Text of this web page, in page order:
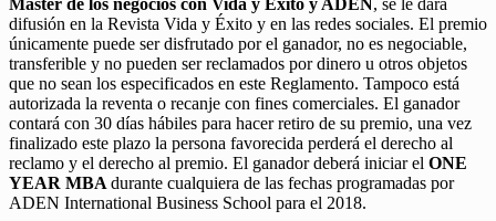
Máster de los negocios con Vida y Éxito y ADEN, se le dará
difusión en la Revista Vida y Éxito y en las redes sociales. El premio
únicamente puede ser disfrutado por el ganador, no es negociable,
transferible y no pueden ser reclamados por dinero u otros objetos
que no sean los especificados en este Reglamento. Tampoco está
autorizada la reventa o recanje con fines comerciales. El ganador
contará con 30 días hábiles para hacer retiro de su premio, una vez
finalizado este plazo la persona favorecida perderá el derecho al
reclamo y el derecho al premio. El ganador deberá iniciar el ONE
YEAR MBA durante cualquiera de las fechas programadas por
ADEN International Business School para el 2018.